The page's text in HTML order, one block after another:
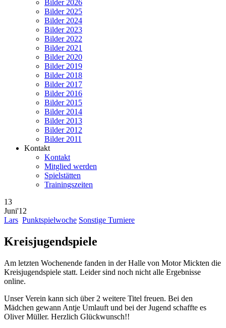
Bilder 2026
Bilder 2025
Bilder 2024
Bilder 2023
Bilder 2022
Bilder 2021
Bilder 2020
Bilder 2019
Bilder 2018
Bilder 2017
Bilder 2016
Bilder 2015
Bilder 2014
Bilder 2013
Bilder 2012
Bilder 2011
Kontakt
Kontakt
Mitglied werden
Spielstätten
Trainingszeiten
13
Juni'12
Lars Punktspielwoche Sonstige Turniere
Kreisjugendspiele
Am letzten Wochenende fanden in der Halle von Motor Mickten die
Kreisjugendspiele statt. Leider sind noch nicht alle Ergebnisse
online.
Unser Verein kann sich über 2 weitere Titel freuen. Bei den
Mädchen gewann Antje Umlauft und bei der Jugend schaffte es
Oliver Müller. Herzlich Glückwunsch!!